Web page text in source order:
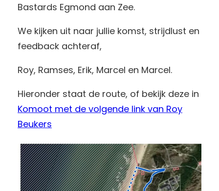
Bastards Egmond aan Zee.
We kijken uit naar jullie komst, strijdlust en
feedback achteraf,
Roy, Ramses, Erik, Marcel en Marcel.
Hieronder staat de route, of bekijk deze in
Komoot met de volgende link van Roy
Beukers